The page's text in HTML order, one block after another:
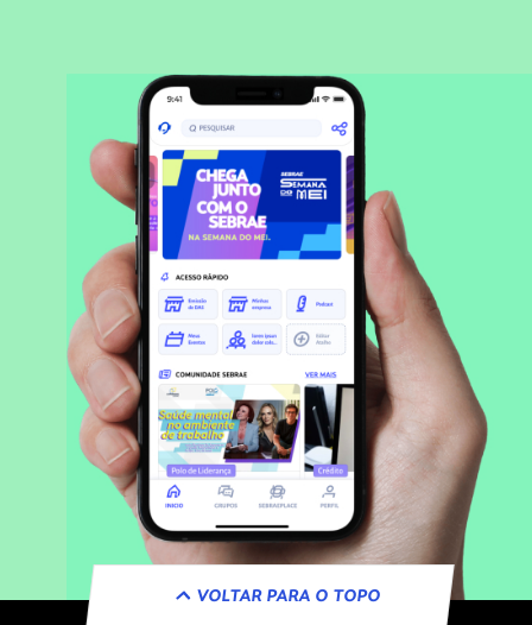
VOLTAR PARA O TOPO